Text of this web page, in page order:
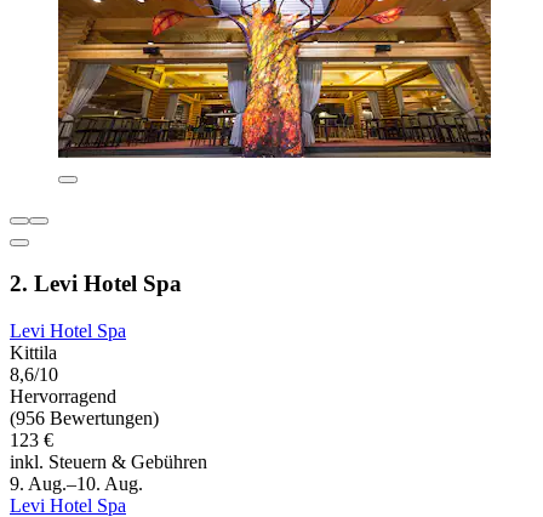
2. Levi Hotel Spa
Levi Hotel Spa
Kittila
8,6/10
Hervorragend
(956 Bewertungen)
123 €
inkl. Steuern & Gebühren
9. Aug.–10. Aug.
Levi Hotel Spa